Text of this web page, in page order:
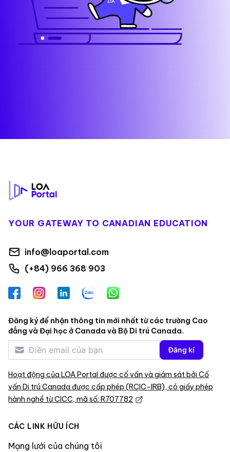
YOUR GATEWAY TO CANADIAN EDUCATION
info@loaportal.com
(+84) 966 368 903
FacebookInstagramLinkedInZalo WhatsApp
Đăng ký để nhận thông tin mới nhất từ các trường Cao
đẳng và Đại học ở Canada và Bộ Di trú Canada.
Đăng kí
Hoạt động của LOA Portal được cố vấn và giám sát bởi Cố
vấn Di trú Canada được cấp phép (RCIC-IRB), có giấy phép
hành nghề từ CICC, mã số: R707782
CÁC LINK HỮU ÍCH
Mạng lưới của chúng tôi